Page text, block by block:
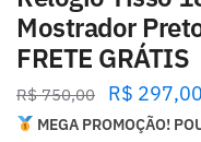
Mostrador
FRETE GRÁTIS
R$750,00 R$ 297,00
MEGA PROMOÇÃO!